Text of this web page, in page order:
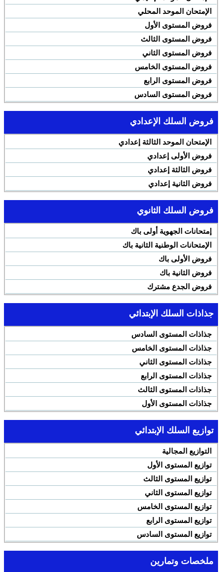
الإمتحان الموحد المحلي
فروض المستوى الأول
فروض المستوى الثالث
فروض المستوى الثاني
فروض المستوى الخامس
فروض المستوى الرابع
فروض المستوى السادس
فروض السلك الإعدادي
الإمتحان الموحد الثالثة إعدادي
فروض الأولى إعدادي
فروض الثالثة إعدادي
فروض الثانية إعدادي
فروض السلك الثانوي
إمتحانات الجهوية أولى باك
الإمتحانات الوطنية الثانية باك
فروض الأولى باك
فروض الثانية باك
فروض الجدع مشترك
جذاذات السلك الإبتدائي
جذاذات المستوى السادس
جذاذات المستوى الخامس
جذاذات المستوى الثاني
جذاذات المستوى الرابع
جذاذات المستوى الثالث
جذاذات المستوى الأول
توازيع السلك الإبتدائي
التوازيع المجالية
توازيع المستوى الأول
توازيع المستوى الثالث
توازيع المستوى الثاني
توازيع المستوى الخامس
توازيع المستوى الرابع
توازيع المستوى السادس
ملخصات وتمارين